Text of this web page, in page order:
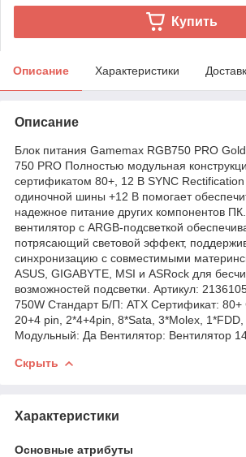
Купить
Описание Характеристики
Описание
Блок питания Gamemax RGB750 PRO
750 PRO Полностью модульная
сертификатом 80+, 12 В SYNC
одиночной шины +12 В помогает
надежное питание других компонентов
вентилятор с ARGB-подсветкой
потрясающий световой эффект,
синхронизацию с совместимыми
ASUS, GIGABYTE, MSI и ASRock для
возможностей подсветки. Артикул:
750W Стандарт Б/П: ATX Сертификат:
20+4 pin, 2*4+4pin, 8*Sata, 3*Molex,
Модульный: Да Вентилятор: Вентилятор
Скрыть
Характеристики
Основные атрибуты